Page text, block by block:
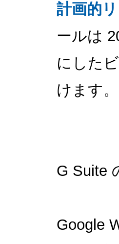
計画的
ールは
にした
けます。
G Suite
Google